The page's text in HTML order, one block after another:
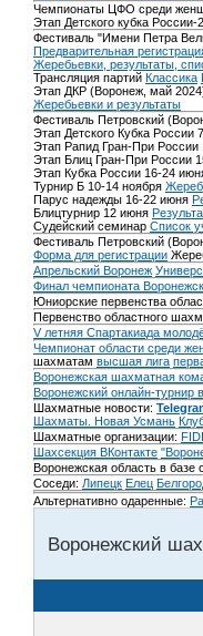
Чемпионаты ЦФО среди
Этап Детского кубка России-
Фестиваль "Имени Петра
Предварительная
Жеребьевки, результаты,
Трансляция партий Классика
Этап ДКР (Воронеж, май
Жеребьевки и результаты
Фестиваль Петровский
Этап Детского Кубка России
Этап Рапид Гран-При России
Этап Блиц Гран-При России
Этап Кубка России 16-24
Турнир Б 10-14 ноября
Парус надежды 16-22 июня
Блицтурнир 12 июня
Судейский семинар Список
Фестиваль Петровский
Форма для регистрации
Апрельский Воронеж
Финал чемпионата
Юниорские первенства
Первенство областного
V летняя Спартакиада
Чемпионат области среди
шахматам высшая лига
Воронежская шахматная
Воронежский онлайн-турнир
Шахматные новости:
Шахматы. Новая Усмань
Шахматные организации:
Шахсекция ВКонтакте
Воронежская область в
Соседи: Липецк Елец
Альтернативно одаренные:
Воронежский